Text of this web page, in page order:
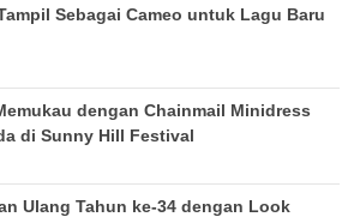
Sebagai Cameo untuk Lagu Baru
dengan Chainmail Minidress
di Sunny Hill Festival
Ulang Tahun ke-34 dengan Look